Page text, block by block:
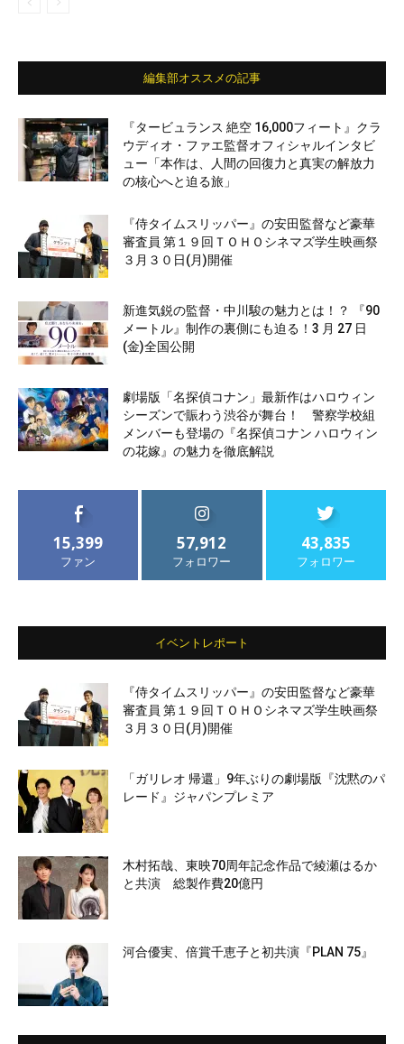
編集部オススメの記事
『タービュランス 絶空 16,000フィート』クラ
ウディオ・ファエ監督オフィシャルインタビ
ュー「本作は、人間の回復力と真実の解放力
の核心へと迫る旅」
『侍タイムスリッパー』の安田監督など豪華
審査員 第１９回ＴＯＨＯシネマズ学生映画祭
３月３０日(月)開催
新進気鋭の監督・中川駿の魅力とは！？ 『90
メートル』制作の裏側にも迫る！3 月 27 日
(金)全国公開
劇場版「名探偵コナン」最新作はハロウィン
シーズンで賑わう渋谷が舞台！ 警察学校組
メンバーも登場の『名探偵コナン ハロウィン
の花嫁』の魅力を徹底解説
15,399
ファン
57,912
フォロワー
43,835
フォロワー
イベントレポート
『侍タイムスリッパー』の安田監督など豪華
審査員 第１９回ＴＯＨＯシネマズ学生映画祭
３月３０日(月)開催
「ガリレオ 帰還」9年ぶりの劇場版『沈黙のパ
レード』ジャパンプレミア
木村拓哉、東映70周年記念作品で綾瀬はるか
と共演 総製作費20億円
河合優実、倍賞千恵子と初共演『PLAN 75』